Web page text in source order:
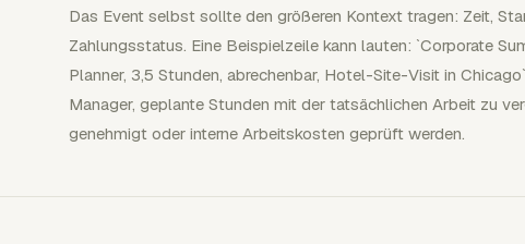
Das Event selbst sollte den größeren Kontext tragen: Zeit,
Zahlungsstatus. Eine Beispielzeile kann lauten: `Corporate
Planner, 3,5 Stunden, abrechenbar, Hotel-Site-Visit in
Manager, geplante Stunden mit der tatsächlichen Arbeit zu
genehmigt oder interne Arbeitskosten geprüft werden.